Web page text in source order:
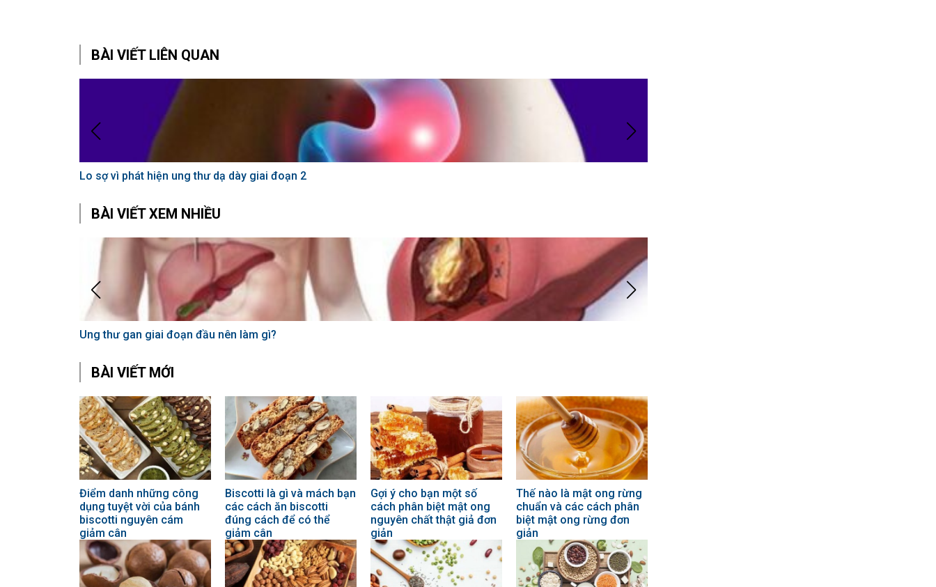
BÀI VIẾT LIÊN QUAN
Lo sợ vì phát hiện ung thư dạ dày giai đoạn 2
BÀI VIẾT XEM NHIỀU
Ung thư gan giai đoạn đầu nên làm gì?
BÀI VIẾT MỚI
Điểm danh những công
dụng tuyệt vời của bánh
biscotti nguyên cám
giảm cân
Biscotti là gì và mách bạn
các cách ăn biscotti
đúng cách để có thể
giảm cân
Gợi ý cho bạn một số
cách phân biệt mật ong
nguyên chất thật giả đơn
giản
Thế nào là mật ong rừng
chuẩn và các cách phân
biệt mật ong rừng đơn
giản